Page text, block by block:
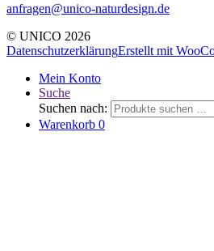
anfragen@unico-naturdesign.de
© UNICO 2026
DatenschutzerklärungErstellt mit
Mein Konto
Suche
Suchen nach:
Warenkorb 0